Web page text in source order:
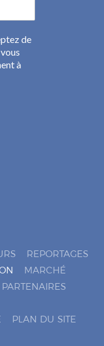
de
à
REPORTAGES
MARCHÉ
PARTENAIRES
PLAN DU SITE